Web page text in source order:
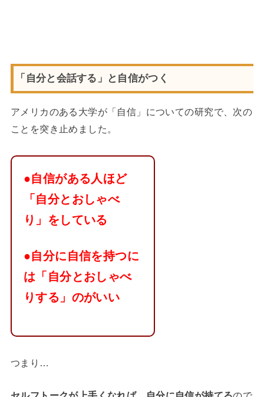
「自分と会話する」と自信がつく
アメリカのある大学が「自信」についての研究で、次の
ことを突き止めました。
●自信がある人ほど
「自分とおしゃべ
り」をしている
●自分に自信を持つに
は 「自分とおしゃべ
りする」のがいい
つまり…